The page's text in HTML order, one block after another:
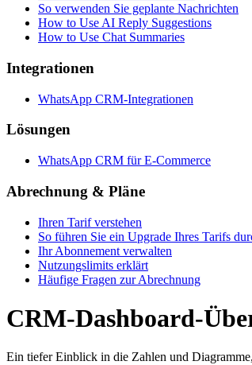
So verwenden Sie geplante Nachrichten
How to Use AI Reply Suggestions
How to Use Chat Summaries
Integrationen
WhatsApp CRM-Integrationen
Lösungen
WhatsApp CRM für E-Commerce
Abrechnung & Pläne
Ihren Tarif verstehen
So führen Sie ein Upgrade Ihres Tarifs
Ihr Abonnement verwalten
Nutzungslimits erklärt
Häufige Fragen zur Abrechnung
CRM-Dashboard-
Ein tiefer Einblick in die Zahlen und